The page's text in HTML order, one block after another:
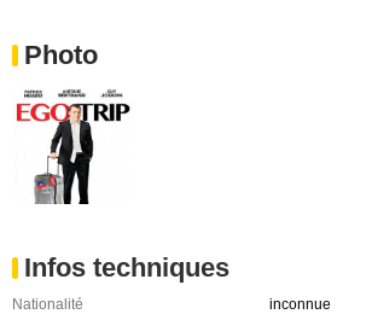
Photo
Infos techniques
Nationalité
inconnue